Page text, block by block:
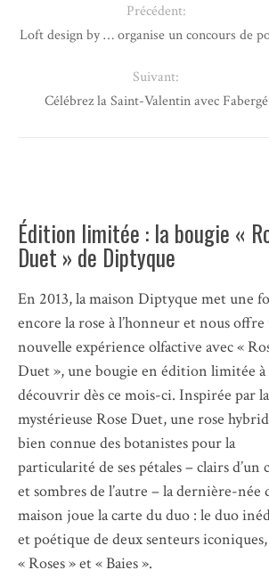
Édition limitée : la bougie «
Duet » de Diptyque
En 2013, la maison Diptyque met une
encore la rose à l’honneur et nous offre
nouvelle expérience olfactive avec «
Duet », une bougie en édition limitée à
découvrir dès ce mois-ci. Inspirée par la
mystérieuse Rose Duet, une rose
bien connue des botanistes pour la
particularité de ses pétales – clairs d’un
et sombres de l’autre – la dernière-née
maison joue la carte du duo : le duo
et poétique de deux senteurs iconiques,
« Roses » et « Baies ».
Précédent:
Loft design by … organise un concours de
Suivant:
Célébrez la Saint-Valentin avec Fabergé